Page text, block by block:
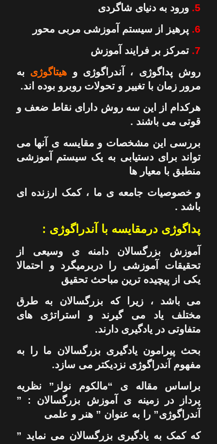
5. ورود به دنیای شاگردی
6. پرهیز از سیستم آموزشی مربی محور
7. تمرکز بر فرایند آموزش
روش پداگوژی ، آندراگوژی و هیتاگوژی به
مرور زمان با تغییر و تحولات روبرو بوده اند.
هرکدام از این سه روش دارای نقاط ضعف و
قوتی می باشند .
بررسی این مشخصات و مقایسه ی آنها می
تواند برای دستیابی به یک سیستم آموزشی
منطبق با معیار ها
و خصوصیات جامعه ی ما ، کمک ارزنده ای
باشد .
پداگوژی درمقایسه با آندراگوژی :
آموزش بزرگسالان دامنه ی وسیعی از
تحقیقات آموزشی را دربرمیگرد و احتمالا
یکی از پیچیده ترین مباحث تحقیق
می باشد ، زیرا که بزرگسالان به طرق
مختلف یاد می گیرند و استراتژی های
متفاوتی در یادگیری دارند.
بحث پیرامون یادگیری بزرگسالان ما را به
مفهوم آندراگوژی نزدیکتر می سازد.
براساس مقاله ی “مالکوم نولز” نظریه
پرداز در زمینه ی آموزش بزرگسالان : ”
آندراگوژی” را به عنوان ” هنر و علمی
که کمک به یادگیری بزرگسالان می نماید ”